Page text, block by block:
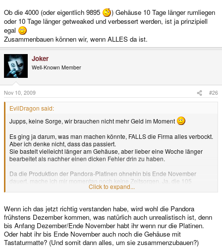
Ob die 4000 (oder eigentlich 9895
) Gehäuse 10 Tage länger rumliegen
oder 10 Tage länger getweaked und verbessert werden, ist ja prinzipiell
egal
Zusammenbauen können wir, wenn ALLES da ist.
Joker
Well-Known Member
Nov 10, 2009 #26
EvilDragon said:
Jupps, keine Sorge, wir brauchen nicht mehr Geld im Moment
Es ging ja darum, was man machen könnte, FALLS die Firma alles verbockt.
Aber ich denke nicht, dass das passiert.
Sie bastelt vielleicht länger am Gehäuse, aber lieber eine Woche länger
bearbeitet als nachher einen dicken Fehler drin zu haben.
Da die Produktion der Pandora-Platinen ohnehin bis Ende November
dauert, mache ich mir momentan noch keine Zeitsorgen. Ja, die 105
könnten ausgeliefert werden, wenn wir die Gehäuse sofort hätten, aber die
Ob die 4000 (oder eigentlich 9895
) Gehäuse 10 Tage länger rumliegen
oder 10 Tage länger getweaked und verbessert werden, ist ja prinzipiell
egal
Zusammenbauen können wir, wenn ALLES da ist.
Click to expand...
Wenn ich das jetzt richtig verstanden habe, wird wohl die Pandora
frühstens Dezember kommen, was natürlich auch unrealistisch ist, denn
bis Anfang Dezember/Ende November habt ihr wenn nur die Platinen.
Oder habt ihr bis Ende November auch noch die Gehäuse mit
Tastaturmatte? (Und somit dann alles, um sie zusammenzubauen?)